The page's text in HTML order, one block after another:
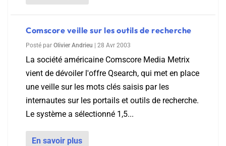
Comscore veille sur les outils de recherche
Posté par Olivier Andrieu 28 Avr 2003
La société américaine Comscore Media Metrix
vient de dévoiler l'offre Qsearch, qui met en place
une veille sur les mots clés saisis par les
internautes sur les portails et outils de recherche.
Le système a sélectionné 1,5...
En savoir plus